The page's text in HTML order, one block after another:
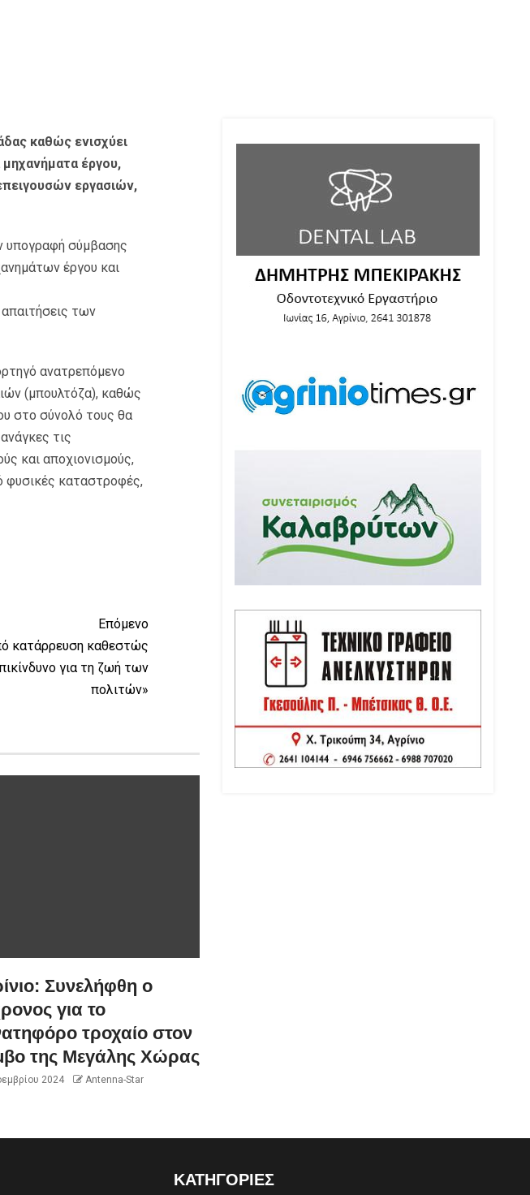
καθώς ενισχύει
έργου,
εργασιών,
σύμβασης
έργου και
των
ανατρεπόμενο
(μπουλτόζα), καθώς
στο σύνολό τους θα
τις
και αποχιονισμούς,
φυσικές καταστροφές,
Επόμενο
κατάρρευση καθεστώς
για τη ζωή των
πολιτών»
Συνελήφθη ο
για το
τροχαίο στον
της Μεγάλης Χώρας
2024 Antenna-Star
ΚΑΤΗΓΟΡΙΕΣ